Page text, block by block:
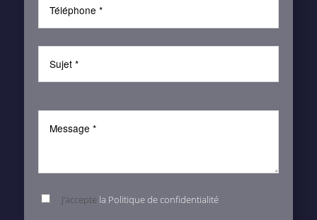
J’accepte la Politique de confidentialité